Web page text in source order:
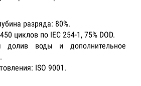
разряда: 80%.
циклов по IEC 254-1, 75% DOD.
долив воды и дополнительное
ISO 9001.